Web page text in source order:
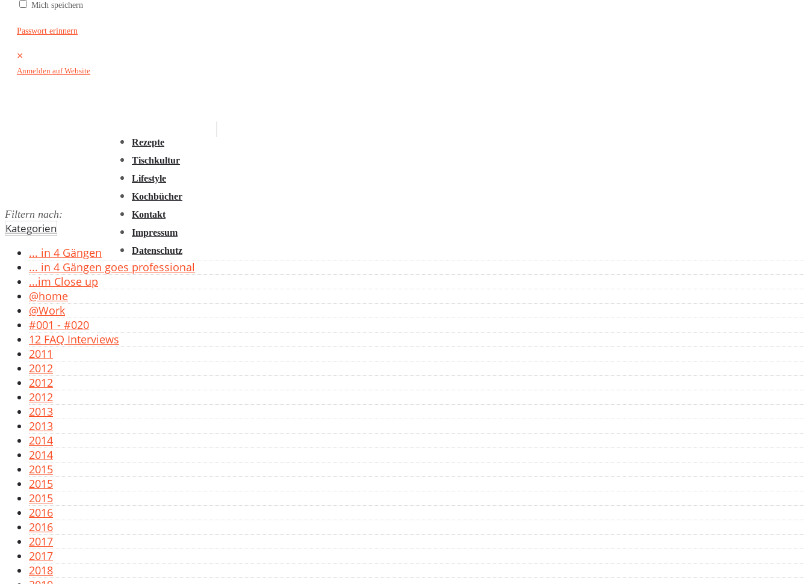
Mich speichern
Passwort erinnern
×
Anmelden auf Website
Rezepte
Tischkultur
Lifestyle
Kochbücher
2015
2012
Kontakt
Impressum
Datenschutz
Filtern nach:
Kategorien
... in 4 Gängen
... in 4 Gängen goes professional
...im Close up
@home
@Work
#001 - #020
12 FAQ Interviews
2011
2012
2012
2012
2013
2013
2014
2014
2015
2015
2015
2016
2016
2017
2017
2018